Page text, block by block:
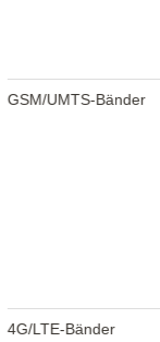
GSM/UMTS-Bänder
4G/LTE-Bänder